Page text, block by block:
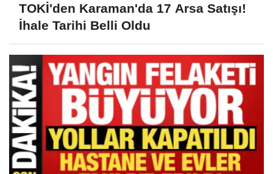
TOKİ'den Karaman'da 17 Arsa Satışı!
İhale Tarihi Belli Oldu